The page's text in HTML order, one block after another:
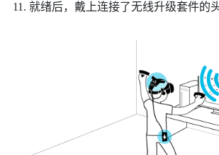
就绪后，戴上连接了无线升级套件的